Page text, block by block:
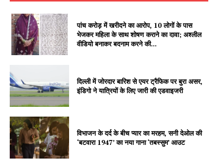
Company
Contact us
Subscription Plans
My account
पांच करोड़ में खरीदने का आरोप, 10 लोगों के पास
भेजकर महिला के साथ शोषण कराने का दावा; अश्लील
वीडियो बनाकर बदनाम करने की...
दिल्ली में जोरदार बारिश से एयर ट्रैफिक पर बुरा असर,
इंडिगो ने यात्रियों के लिए जारी की एडवाइजरी
विभाजन के दर्द के बीच प्यार का मरहम, सनी देओल की
‘बटवारा 1947’ का नया गाना ‘तबस्सुम’ आउट